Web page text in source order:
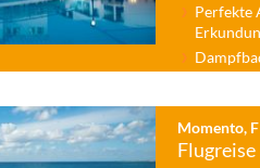
Perfekte
Momento,
Flugreise